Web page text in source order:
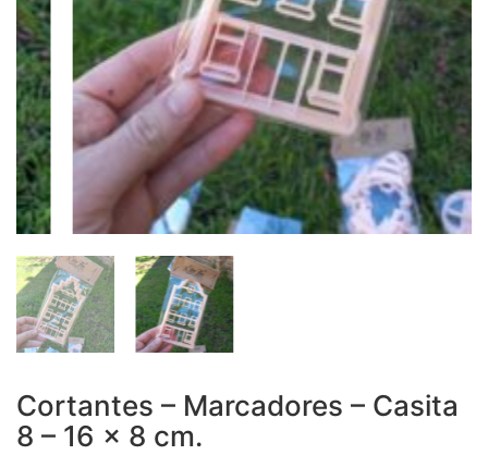
Cortantes – Marcadores – Casita
8 – 16 x 8 cm.